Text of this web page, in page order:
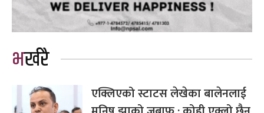
भर्खरै
एक्लिएको स्टाटस लेखेका बालेनलाई